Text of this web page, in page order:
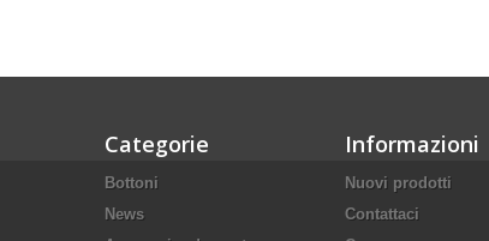
Categorie
Bottoni
News
Informazioni
Nuovi prodotti
Contattaci